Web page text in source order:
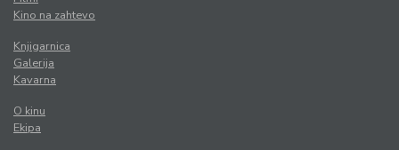
Kino na zahtevo
Knjigarnica
Galerija
Kavarna
O kinu
Ekipa